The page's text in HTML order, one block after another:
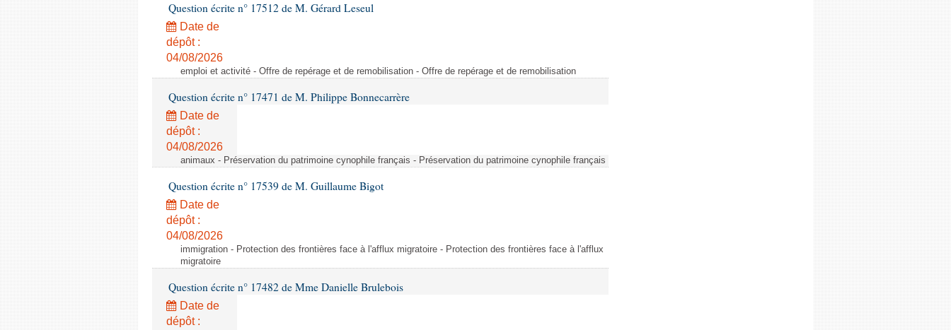
Question écrite n° 17512 de M. Gérard Leseul
Date de
dépôt :
04/08/2026
emploi et activité - Offre de repérage et de remobilisation - Offre de repérage et de remobilisation
Question écrite n° 17471 de M. Philippe Bonnecarrère
Date de
dépôt :
04/08/2026
animaux - Préservation du patrimoine cynophile français - Préservation du patrimoine cynophile français
Question écrite n° 17539 de M. Guillaume Bigot
Date de
dépôt :
04/08/2026
immigration - Protection des frontières face à l'afflux migratoire - Protection des frontières face à l'afflux
migratoire
Question écrite n° 17482 de Mme Danielle Brulebois
Date de
dépôt :